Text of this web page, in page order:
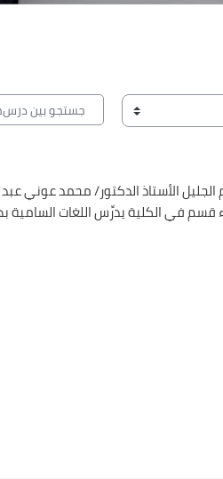
جستجو بین درس‌ها
في إنشائه إلى العالم الجليل الأستاذ
في الكلية يدرِّس اللغات السامية